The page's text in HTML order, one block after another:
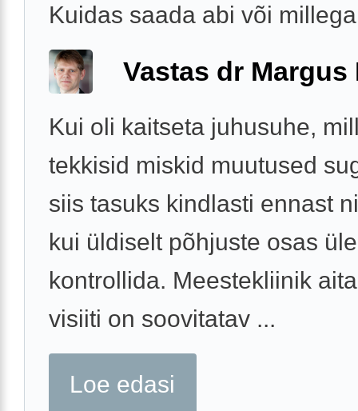
Kuidas saada abi või
Vastas dr Margus
Kui oli kaitseta juhusuhe,
tekkisid miskid muutused
siis tasuks kindlasti ennast
kui üldiselt põhjuste osas üle
kontrollida. Meestekliinik
visiiti on soovitatav ...
Loe edasi